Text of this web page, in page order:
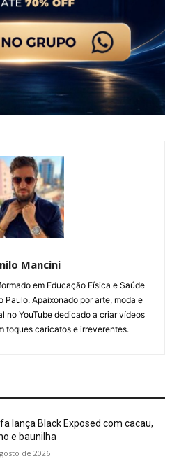
Mancini
em Educação Física e Saúde
Paulo. Apaixonado por arte, moda e
no YouTube dedicado a criar vídeos
toques caricatos e irreverentes.
lança Black Exposed com cacau,
e baunilha
de 2026